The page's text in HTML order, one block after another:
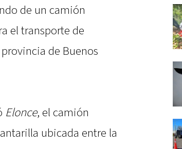
de un camión
el transporte de
de Buenos
Elonce, el camión
ubicada entre la